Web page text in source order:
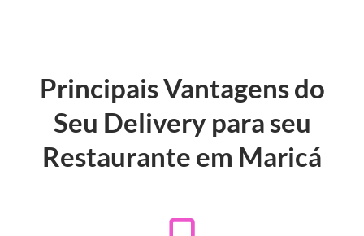
Principais Vantagens do
Seu Delivery para seu
Restaurante em Maricá